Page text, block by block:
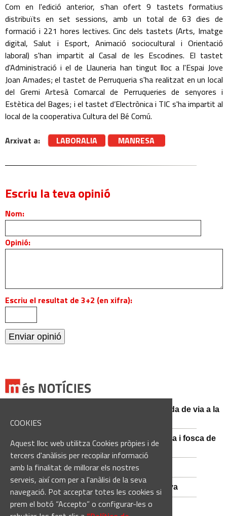
COOKIES
Aquest lloc web utilitza Cookies pròpies i de
tercers d'anàlisis per recopilar informació
amb la finalitat de millorar els nostres
serveis, així com per a l'anàlisi de la seva
navegació. Pot acceptar totes les cookies si
prem el botó “Accepto” o configurar-les o
Com en l'edició anterior, s'han ofert 9 tastets formatius
distribuïts en set sessions, amb un total de 63 dies de
formació i 221 hores lectives. Cinc dels tastets (Arts, Imatge
digital, Salut i Esport, Animació sociocultural i Orientació
laboral) s'han impartit al Casal de les Escodines. El tastet
d'Administració i el de Llauneria han tingut lloc a l'Espai Jove
Joan Amades; el tastet de Perruqueria s'ha realitzat en un local
del Gremi Artesà Comarcal de Perruqueries de senyores i
Estètica del Bages; i el tastet d’Electrònica i TIC s'ha impartit al
local de la cooperativa Cultura del Bé Comú.
Arxivat a:
LABORALIA MANRESA
Escriu la teva opinió
Nom:
Opinió:
Escriu el resultat de 3+2 (en xifra):
El conductor d'un turisme mor en una sortida de via a la
BV-3008 a Fonollosa
Catalunya es prepara per a la nit més màgica i fosca de
l'estiu, més enllà de l'eclipsi
Empats sense gols a Santa Coloma
Nou Atles de Varietats de Vinya de Catalunya